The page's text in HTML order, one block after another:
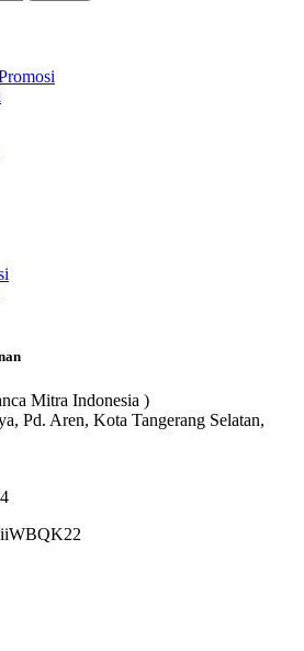
Mitra Indonesia )
Pd. Aren, Kota Tangerang Selatan,